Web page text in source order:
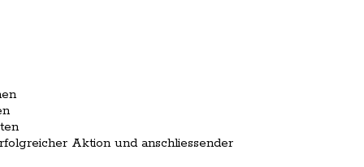
Aktion und anschliessender